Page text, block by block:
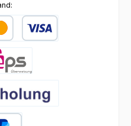
oder Debitkarte